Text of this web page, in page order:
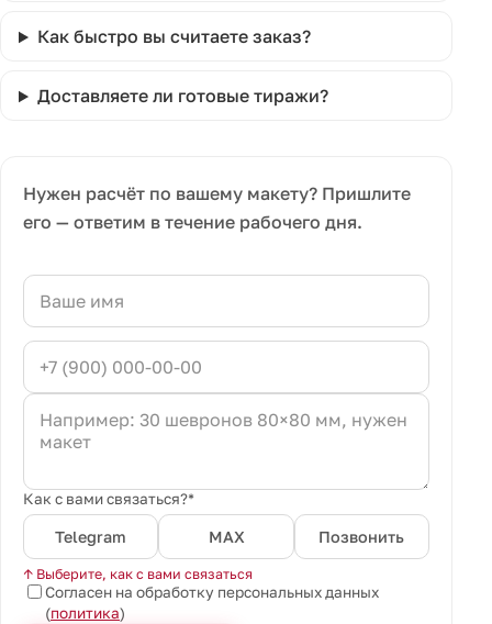
Как быстро вы считаете заказ?
Доставляете ли готовые тиражи?
Нужен расчёт по вашему макету? Пришлите
его — ответим в течение рабочего дня.
Как с вами связаться?*
Telegram MAX Позвонить
↑ Выберите, как с вами связаться
Согласен на обработку персональных данных
(политика)